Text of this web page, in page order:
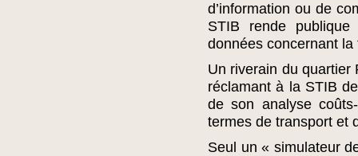
d’information ou de
STIB rende publique
données concernant
Un riverain du quartier
réclamant à la STIB
de son analyse
termes de transport et
Seul un « simulateur